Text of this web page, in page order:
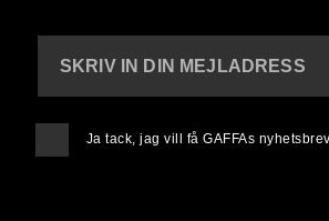
SKRIV IN DIN MEJLADRESS
Ja tack, jag vill få GAFFAs